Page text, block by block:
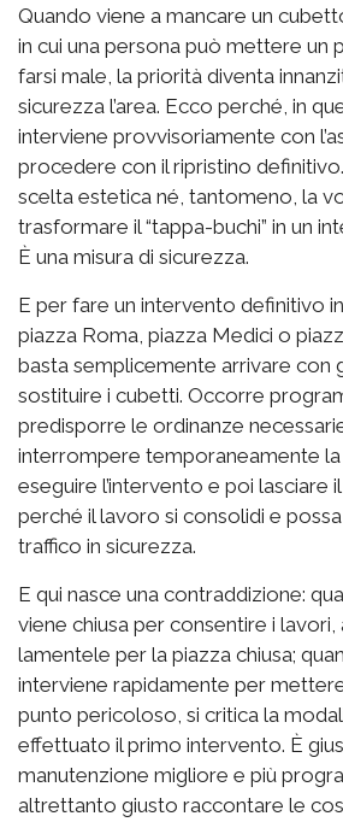
Quando viene a mancare un
in cui una persona può mettere un
farsi male, la priorità diventa
sicurezza l’area. Ecco perché, in
interviene provvisoriamente con
procedere con il ripristino
scelta estetica né, tantomeno, la
trasformare il “tappa-buchi” in un
È una misura di sicurezza.
E per fare un intervento definitivo
piazza Roma, piazza Medici o
basta semplicemente arrivare con
sostituire i cubetti. Occorre
predisporre le ordinanze
interrompere temporaneamente
eseguire l’intervento e poi lasciare
perché il lavoro si consolidi e
traffico in sicurezza.
E qui nasce una contraddizione:
viene chiusa per consentire i lavori,
lamentele per la piazza chiusa;
interviene rapidamente per
punto pericoloso, si critica la
effettuato il primo intervento. È
manutenzione migliore e più
altrettanto giusto raccontare le